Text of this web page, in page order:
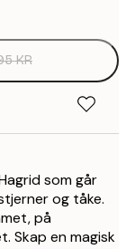
KR
som går
og tåke.
på
Skap en magisk